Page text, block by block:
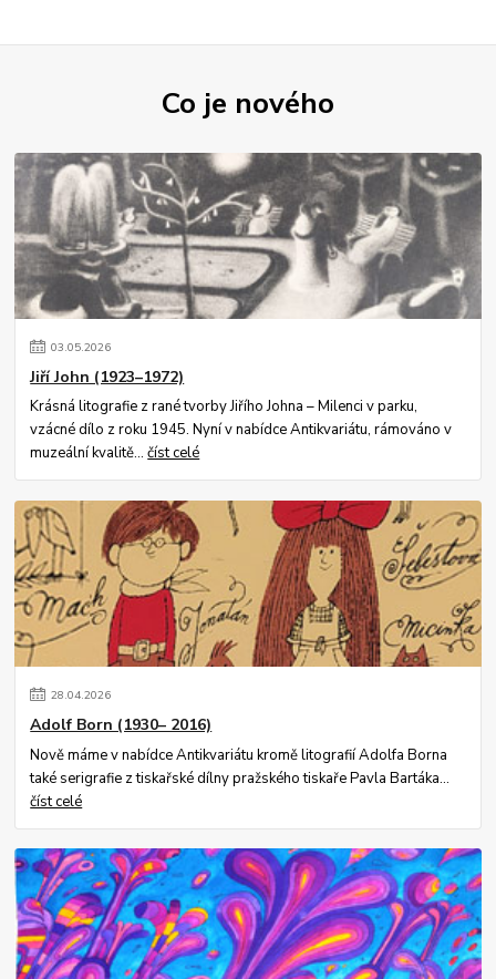
Co je nového
03.05.2026
Jiří John (1923–1972)
Krásná litografie z rané tvorby Jiřího Johna – Milenci v parku,
vzácné dílo z roku 1945. Nyní v nabídce Antikvariátu, rámováno v
muzeální kvalitě...číst celé
28.04.2026
Adolf Born (1930– 2016)
Nově máme v nabídce Antikvariátu kromě litografií Adolfa Borna
také serigrafie z tiskařské dílny pražského tiskaře Pavla Bartáka...
číst celé